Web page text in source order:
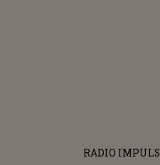
RADIO IMPULS